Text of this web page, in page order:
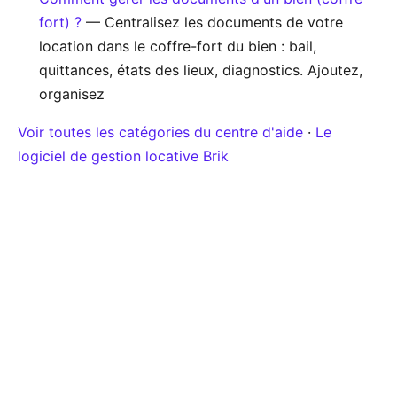
fort) ? — Centralisez les documents de votre
location dans le coffre-fort du bien : bail,
quittances, états des lieux, diagnostics. Ajoutez,
organisez
Voir toutes les catégories du centre d'aide · Le
logiciel de gestion locative Brik